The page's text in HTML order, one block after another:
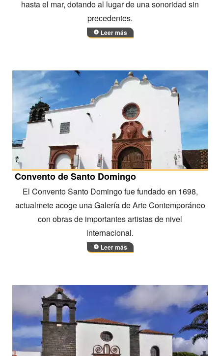
hasta el mar, dotando al lugar de una sonoridad sin
precedentes.
Leer más
Convento de Santo Domingo
El Convento Santo Domingo fue fundado en 1698,
actualmete acoge una Galería de Arte Contemporáneo
con obras de importantes artistas de nivel
internacional.
Leer más